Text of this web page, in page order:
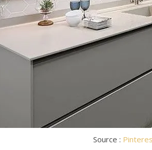
Source :